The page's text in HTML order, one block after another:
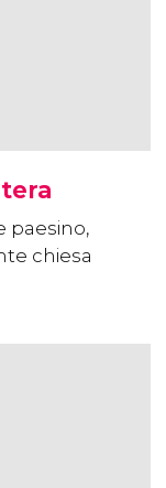
paesino,
chiesa